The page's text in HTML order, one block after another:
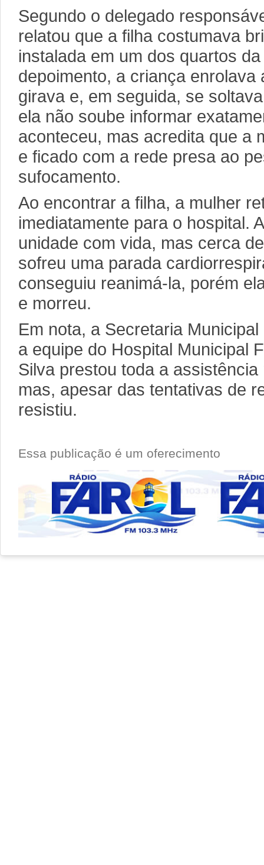
Segundo o delegado
relatou que a filha costumava
instalada em um dos quartos
depoimento, a criança enrolava
girava e, em seguida, se
ela não soube informar
aconteceu, mas acredita que a
e ficado com a rede presa ao
sufocamento.
Ao encontrar a filha, a mulher
imediatamente para o hospital.
unidade com vida, mas cerca
sofreu uma parada
conseguiu reanimá-la, porém
e morreu.
Em nota, a Secretaria
a equipe do Hospital Municipal
Silva prestou toda a
mas, apesar das tentativas de
resistiu.
Essa publicação é um oferecimento